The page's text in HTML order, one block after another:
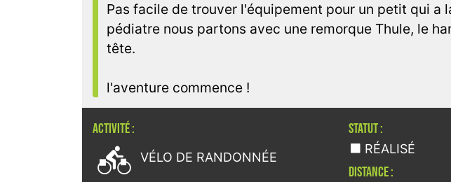
Pas facile de trouver l'équipement pour un petit qui
pédiatre nous partons avec une remorque Thule, le
tête.
l'aventure commence !
ACTIVITÉ :
 VÉLO DE RANDONNÉE
STATUT :
RÉALISÉ
DISTANCE :